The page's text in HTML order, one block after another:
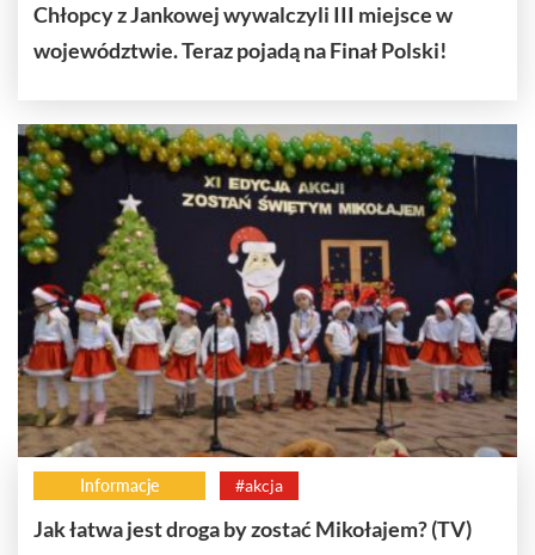
Chłopcy z Jankowej wywalczyli III miejsce w
województwie. Teraz pojadą na Finał Polski!
Informacje #akcja
Jak łatwa jest droga by zostać Mikołajem? (TV)